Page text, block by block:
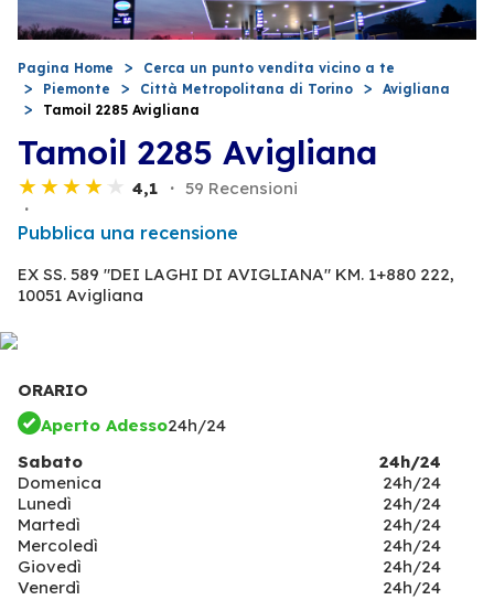
Pagina Home
Cerca un punto vendita vicino a te
Piemonte
Città Metropolitana di Torino
Avigliana
Tamoil 2285 Avigliana
Tamoil 2285 Avigliana
4,1 59 Recensioni
Pubblica una recensione
EX SS. 589 "DEI LAGHI DI AVIGLIANA" KM. 1+880 222,
10051 Avigliana
ORARIO
Aperto Adesso24h/24
Sabato
24h/24
Domenica
24h/24
Lunedì
24h/24
Martedì
24h/24
Mercoledì
24h/24
Giovedì
24h/24
Venerdì
24h/24